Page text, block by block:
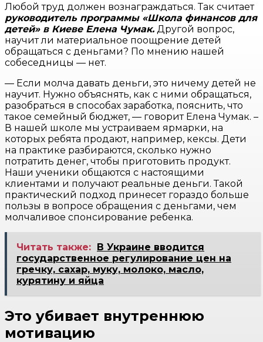
Любой труд должен вознаграждаться. Так считает
руководитель программы «Школа финансов для
детей» в Киеве Елена Чумак. Другой вопрос,
научит ли материальное поощрение детей
обращаться с деньгами? По мнению нашей
собеседницы — нет.
— Если молча давать деньги, это ничему детей не
научит. Нужно объяснять, как с ними обращаться,
разобраться в способах заработка, пояснить, что
такое семейный бюджет, — говорит Елена Чумак. –
В нашей школе мы устраиваем ярмарки, на
которых ребята продают, например, кексы. Дети
на практике разбираются, сколько нужно
потратить денег, чтобы приготовить продукт.
Наши ученики общаются с настоящими
клиентами и получают реальные деньги. Такой
практический подход принесет гораздо больше
пользы в вопросе обращения с деньгами, чем
молчаливое спонсирование ребенка.
Читать также: В Украине вводится
государственное регулирование цен на
гречку, сахар, муку, молоко, масло,
курятину и яйца
Это убивает внутреннюю
мотивацию